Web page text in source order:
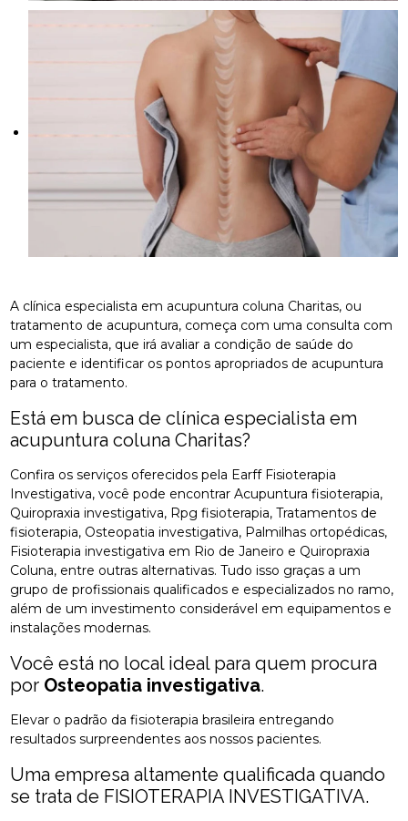
A clínica especialista em acupuntura coluna Charitas, ou
tratamento de acupuntura, começa com uma consulta com
um especialista, que irá avaliar a condição de saúde do
paciente e identificar os pontos apropriados de acupuntura
para o tratamento.
Está em busca de clínica especialista em
acupuntura coluna Charitas?
Confira os serviços oferecidos pela Earff Fisioterapia
Investigativa, você pode encontrar Acupuntura fisioterapia,
Quiropraxia investigativa, Rpg fisioterapia, Tratamentos de
fisioterapia, Osteopatia investigativa, Palmilhas ortopédicas,
Fisioterapia investigativa em Rio de Janeiro e Quiropraxia
Coluna, entre outras alternativas. Tudo isso graças a um
grupo de profissionais qualificados e especializados no ramo,
além de um investimento considerável em equipamentos e
instalações modernas.
Você está no local ideal para quem procura
por Osteopatia investigativa.
Elevar o padrão da fisioterapia brasileira entregando
resultados surpreendentes aos nossos pacientes.
Uma empresa altamente qualificada quando
se trata de FISIOTERAPIA INVESTIGATIVA.